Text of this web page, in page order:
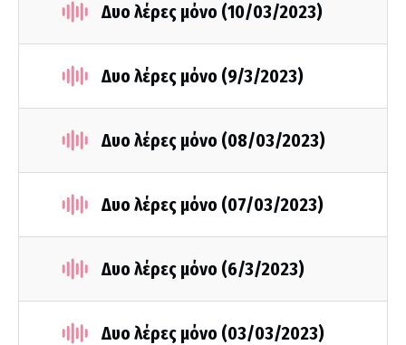
Δυο λέρες μόνο (10/03/2023)
Δυο λέρες μόνο (9/3/2023)
Δυο λέρες μόνο (08/03/2023)
Δυο λέρες μόνο (07/03/2023)
Δυο λέρες μόνο (6/3/2023)
Δυο λέρες μόνο (03/03/2023)